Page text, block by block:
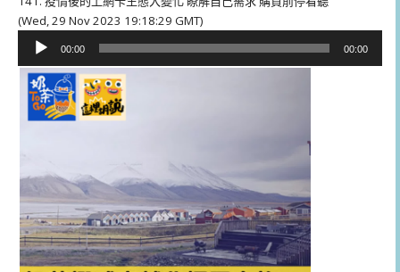
(Wed, 29 Nov 2023 19:18:29 GMT)
播
器
00:00 00:00